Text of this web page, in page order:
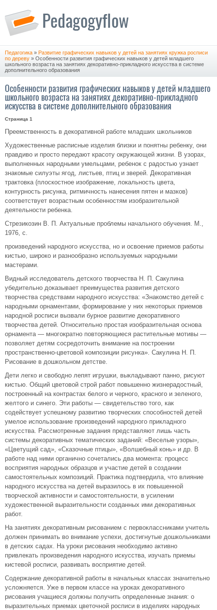
Педагогика » Развитие графических навыков у детей на занятиях кружка росписи
по дереву » Особенности развития графических навыков у детей младшего
школьного возраста на занятиях декоративно-прикладного искусства в системе
дополнительного образования
Особенности развития графических навыков у детей младшего
школьного возраста на занятиях декоративно-прикладного
искусства в системе дополнительного образования
Страница 1
Преемственность в декоративной работе младших школьников
Художественные расписные изделия близки и понятны ребенку, они
правдиво и просто передают красоту окружающей жизни. В узорах,
выполненных народными умельцами, ребенок с радостью узнает
знакомые силуэты ягод, листьев, птиц и зверей. Декоративная
трактовка (плоскостное изображение, локальность цвета,
контурность рисунка, ритмичность нанесения пятен и мазков)
соответствует возрастным особенностям изобразительной
деятельности ребенка.
Стрезикозин В. П. Актуальные проблемы начального обучения. М.,
1976, с.
произведений народного искусства, но и освоение приемов работы
кистью, широко и разнообразно используемых народными
мастерами.
Видный исследователь детского творчества Н. П. Сакулина
убедительно доказывает преимущества развития детского
творчества средствами народного искусства: «Знакомство детей с
народными орнаментами, формирование у них некоторых приемов
народной росписи вызвали бурное развитие декоративного
творчества детей. Относительно простая изобразительная основа
орнамента — многократно повторяющиеся растительные мотивы —
позволяет детям сосредоточить внимание на построении
пространственно-цветовой композиции рисунка». Сакулина Н. П.
Рисование в дошкольном детстве.
Дети легко и свободно лепят игрушки, выкладывают панно, рисуют
кистью. Общий цветовой строй работ повышенно жизнерадостный,
построенный на контрастах белого и черного, красного и зеленого,
желтого и синего. Эти работы — свидетельство того, как
содействует успешному развитию творческих способностей детей
умелое использование произведений народного прикладного
искусства. Рассмотренные задания представляют лишь часть
системы декоративных тематических заданий: «Веселые узоры»,
«Цветущий сад», «Сказочные птицы», «Волшебный конь» и др. В
работе над ними органично сочетались два момента: процесс
восприятия народных образцов и участие детей в создании
самостоятельных композиций. Практика подтвердила, что влияние
народного искусства на детей выразилось в их повышенной
творческой активности и самостоятельности, в усилении
художественной выразительности созданных ими декоративных
работ.
На занятиях декоративным рисованием с первоклассниками учитель
должен принимать во внимание успехи, достигнутые дошкольниками
в детских садах. На уроки рисования необходимо активно
привлекать произведения народного искусства, изучать приемы
кистевой росписи, развивать восприятие детей.
Содержание декоративной работы в начальных классах значительно
усложняется. Уже в первом классе на уроках декоративного
рисования учащиеся должны получить определенные знания: о
выразительных приемах цветочной росписи в изделиях народных